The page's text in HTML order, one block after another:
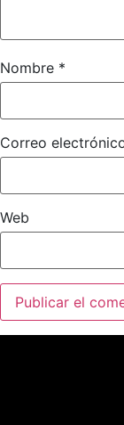
Nombre *
Correo
Web